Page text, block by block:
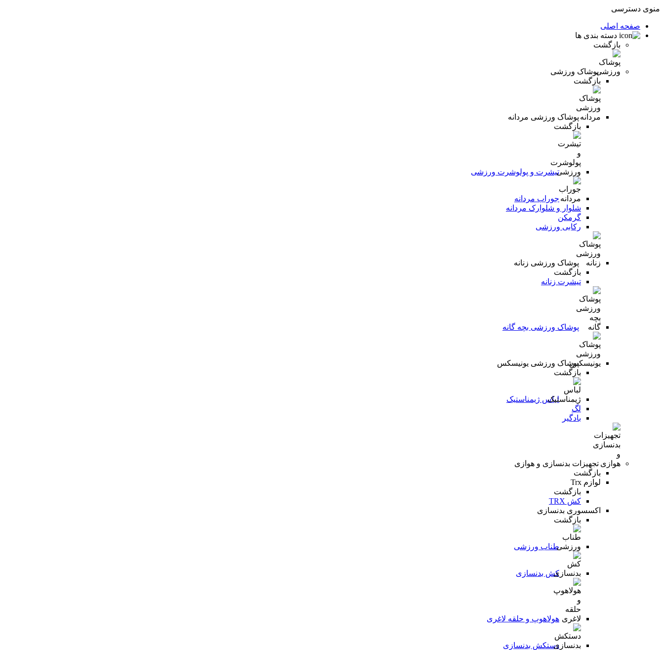
منوی دسترسی
صفحه اصلی
دسته بندی ها
بازگشت
پوشاک ورزشی
بازگشت
پوشاک ورزشی مردانه
بازگشت
تیشرت و پولوشرت ورزشی
جوراب مردانه
شلوار و شلوارک مردانه
گرمکن
رکابی ورزشی
پوشاک ورزشی زنانه
بازگشت
تیشرت زنانه
پوشاک ورزشی بچه گانه
پوشاک ورزشی یونیسکس
بازگشت
لباس ژیمناستیک
لگ
بادگیر
تجهیزات بدنسازی و هوازی
بازگشت
لوازم Trx
بازگشت
کش TRX
اکسسوری بدنسازی
بازگشت
طناب ورزشی
کش بدنسازی
هولاهوپ و حلقه لاغری
دستکش بدنسازی